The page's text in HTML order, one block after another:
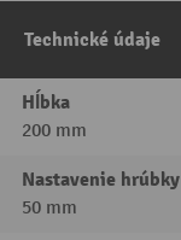
Technické údaje
Hĺbka
200 mm
Nastavenie
50 mm